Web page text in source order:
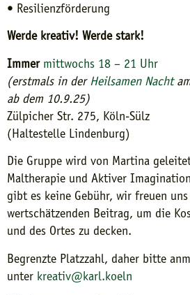
• Resilienzförderung
Werde kreativ! Werde stark!
Immer mittwochs 18 – 21 Uhr
(erstmals in derHeilsamen Nacht
ab dem 10.9.25)
Zülpicher Str. 275, Köln-Sülz
(Haltestelle Lindenburg)
Die Gruppe wird von Martina
Maltherapie und Aktiver
gibt es keine Gebühr, wir freuen
wertschätzenden Beitrag, um die
und des Ortes zu decken.
Begrenzte Platzzahl, daher bitte
unter kreativ@karl.koeln